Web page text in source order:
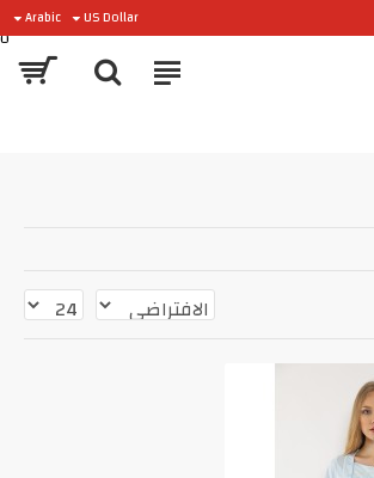
US Dollar
Arabic
0